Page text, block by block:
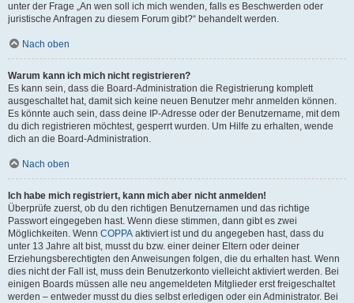
unter der Frage „An wen soll ich mich wenden, falls es Beschwerden oder
juristische Anfragen zu diesem Forum gibt?“ behandelt werden.
Nach oben
Warum kann ich mich nicht registrieren?
Es kann sein, dass die Board-Administration die Registrierung komplett
ausgeschaltet hat, damit sich keine neuen Benutzer mehr anmelden können.
Es könnte auch sein, dass deine IP-Adresse oder der Benutzername, mit dem
du dich registrieren möchtest, gesperrt wurden. Um Hilfe zu erhalten, wende
dich an die Board-Administration.
Nach oben
Ich habe mich registriert, kann mich aber nicht anmelden!
Überprüfe zuerst, ob du den richtigen Benutzernamen und das richtige
Passwort eingegeben hast. Wenn diese stimmen, dann gibt es zwei
Möglichkeiten. Wenn COPPA aktiviert ist und du angegeben hast, dass du
unter 13 Jahre alt bist, musst du bzw. einer deiner Eltern oder deiner
Erziehungsberechtigten den Anweisungen folgen, die du erhalten hast. Wenn
dies nicht der Fall ist, muss dein Benutzerkonto vielleicht aktiviert werden. Bei
einigen Boards müssen alle neu angemeldeten Mitglieder erst freigeschaltet
werden – entweder musst du dies selbst erledigen oder ein Administrator. Bei